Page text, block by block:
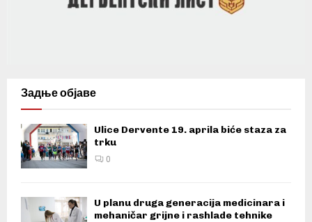
Задње објаве
Ulice Dervente 19. aprila biće staza za
trku
0
U planu druga generacija medicinara i
mehaničar grijne i rashlade tehnike